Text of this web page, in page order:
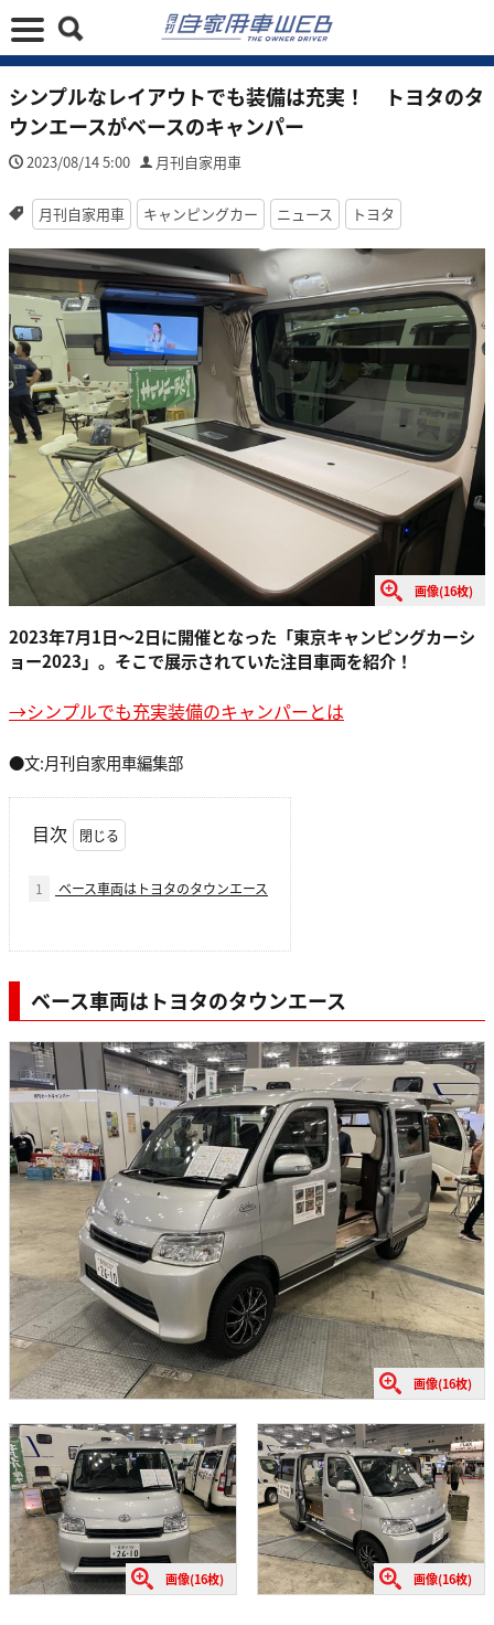
シンプルなレイアウトでも装備は充実！ トヨタのタ
ウンエースがベースのキャンパー
2023/08/14 5:00 月刊自家用車
月刊自家用車 キャンピングカー ニュース トヨタ
画像(16枚)
2023年7月1日〜2日に開催となった「東京キャンピングカーシ
ョー2023」。そこで展示されていた注目車両を紹介！
→シンプルでも充実装備のキャンパーとは
●文:月刊自家用車編集部
目次
1 ベース車両はトヨタのタウンエース
ベース車両はトヨタのタウンエース
画像(16枚)
画像(16枚) 画像(16枚)